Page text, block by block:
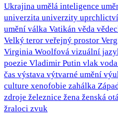
Ukrajina umělá inteligence
univerzita univerzity uprchlictví
umění válka Vatikán věda
Velký teror veřejný prostor
Virginia Woolfová vizuální
poezie Vladimir Putin vlak voda
čas výstava výtvarné umění
culture xenofobie zahálka
zdroje železnice žena ženská
žraloci zvuk